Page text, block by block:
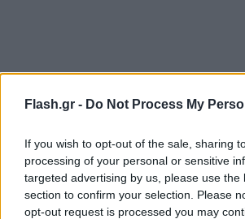
Flash.gr - Do Not Process My
If you wish to opt-out of the sale, sharing
processing of your personal or sensitive
targeted advertising by us, please use the
section to confirm your selection. Please
opt-out request is processed you may
Αμέσως μετά κάθισε για φαγητό
του Χρυσόστομου όπου
που βρισκόταν εκεί. Όταν
αποχώρησε με το καραβάκι που